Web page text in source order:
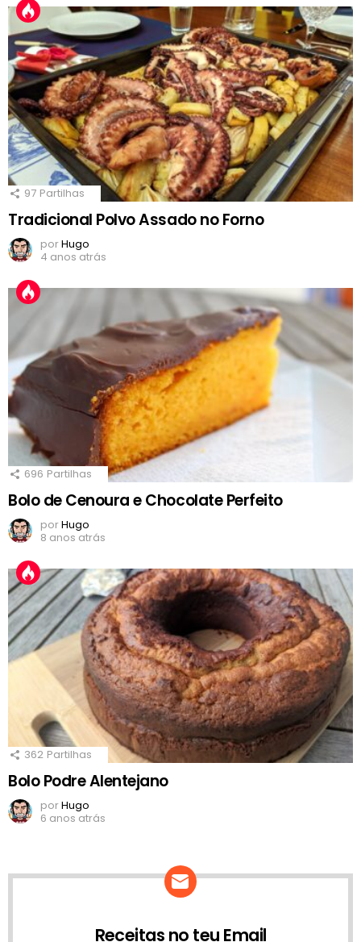
97 Partilhas
Tradicional Polvo Assado no Forno
porHugo
4 anos atrás
696 Partilhas
Bolo de Cenoura e Chocolate Perfeito
porHugo
8 anos atrás
362 Partilhas
Bolo Podre Alentejano
porHugo
6 anos atrás
Receitas no teu Email